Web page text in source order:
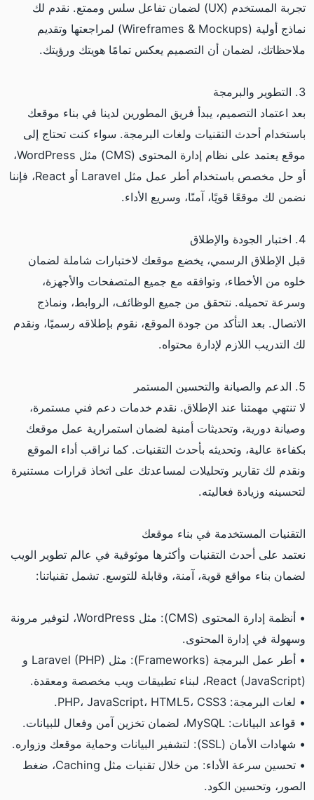
تجربة المستخدم (UX) لضمان تفاعل سلس وممتع. نقدم لك
نماذج أولية (Wireframes & Mockups) لمراجعتها وتقديم
ملاحظاتك، لضمان أن التصميم يعكس تمامًا هويتك ورؤيتك.
3. التطوير والبرمجة
بعد اعتماد التصميم، يبدأ فريق المطورين لدينا في بناء موقعك
باستخدام أحدث التقنيات ولغات البرمجة. سواء كنت تحتاج إلى
موقع يعتمد على نظام إدارة المحتوى (CMS) مثل WordPress،
أو حل مخصص باستخدام أطر عمل مثل Laravel أو React، فإننا
نضمن لك موقعًا قويًا، آمنًا، وسريع الأداء.
4. اختبار الجودة والإطلاق
قبل الإطلاق الرسمي، يخضع موقعك لاختبارات شاملة لضمان
خلوه من الأخطاء، وتوافقه مع جميع المتصفحات والأجهزة،
وسرعة تحميله. نتحقق من جميع الوظائف، الروابط، ونماذج
الاتصال. بعد التأكد من جودة الموقع، نقوم بإطلاقه رسميًا، ونقدم
لك التدريب اللازم لإدارة محتواه.
5. الدعم والصيانة والتحسين المستمر
لا تنتهي مهمتنا عند الإطلاق. نقدم خدمات دعم فني مستمرة،
وصيانة دورية، وتحديثات أمنية لضمان استمرارية عمل موقعك
بكفاءة عالية، وتحديثه بأحدث التقنيات. كما نراقب أداء الموقع
ونقدم لك تقارير وتحليلات لمساعدتك على اتخاذ قرارات مستنيرة
لتحسينه وزيادة فعاليته.
التقنيات المستخدمة في بناء موقعك
نعتمد على أحدث التقنيات وأكثرها موثوقية في عالم تطوير الويب
لضمان بناء مواقع قوية، آمنة، وقابلة للتوسع. تشمل تقنياتنا:
• أنظمة إدارة المحتوى (CMS): مثل WordPress، لتوفير مرونة
وسهولة في إدارة المحتوى.
• أطر عمل البرمجة (Frameworks): مثل Laravel (PHP) و
React (JavaScript)، لبناء تطبيقات ويب مخصصة ومعقدة.
• لغات البرمجة: PHP، JavaScript، HTML5، CSS3.
• قواعد البيانات: MySQL، لضمان تخزين آمن وفعال للبيانات.
• شهادات الأمان (SSL): لتشفير البيانات وحماية موقعك وزواره.
• تحسين سرعة الأداء: من خلال تقنيات مثل Caching، ضغط
الصور، وتحسين الكود.